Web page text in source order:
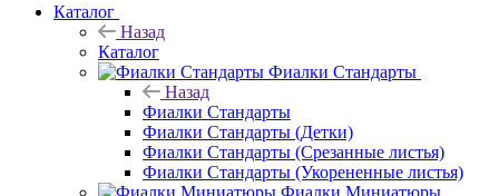
Каталог
Назад
Каталог
Фиалки Стандарты
Назад
Фиалки Стандарты
Фиалки Стандарты (Детки)
Фиалки Стандарты (Срезанные листья)
Фиалки Стандарты (Укорененные листья)
Фиалки Миниатюры